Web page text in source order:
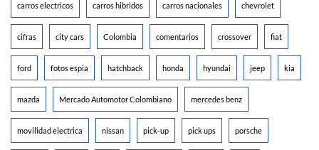
carros electricos carros hibridos carros nacionales chevrolet
cifras city cars Colombia comentarios crossover fiat
ford fotos espia hatchback honda hyundai jeep kia
mazda Mercado Automotor Colombiano mercedes benz
movilidad electrica nissan pick-up pick ups porsche